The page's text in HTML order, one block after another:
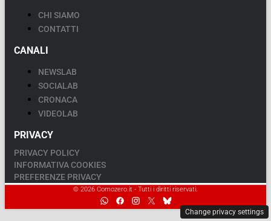
CHI SIAMO
CONTATTI
CANALI
NEWSLAB
SOCIALAB
CRONACA
VIDEOLAB
PRIVACY
PRIVACY POLICY
INFORMATIVA COOKIES
PREFERENZE PRIVACY
© 2026 Comozero.it - Tutti i diritti riservati.
Change privacy settings